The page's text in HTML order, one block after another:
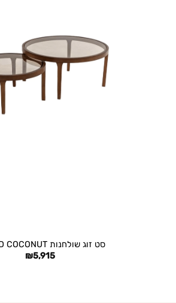
סט זוג שולחנות ROUND COCONUT
₪5,915